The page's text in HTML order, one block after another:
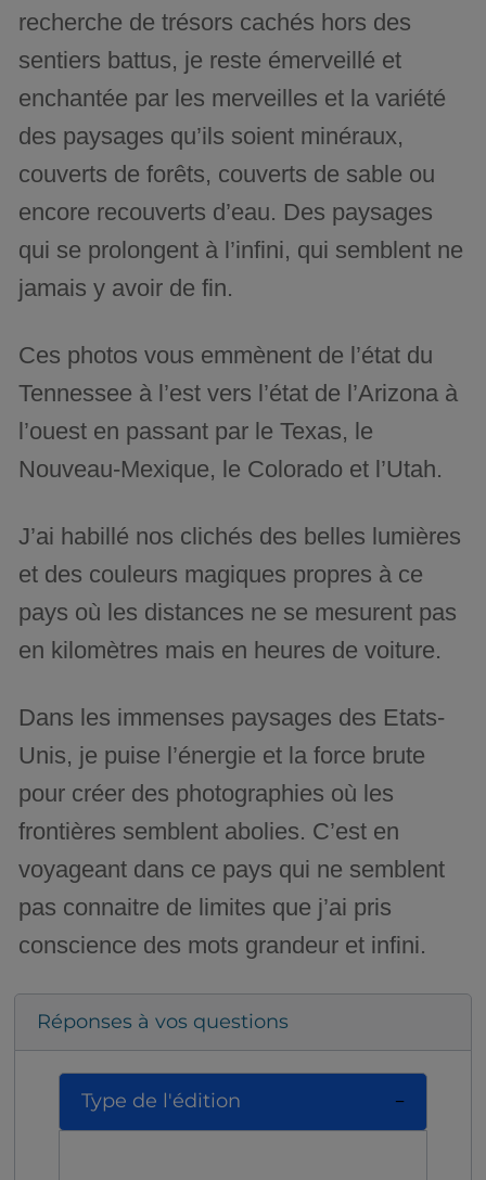
recherche de trésors cachés hors des
sentiers battus, je reste émerveillé et
enchantée par les merveilles et la variété
des paysages qu’ils soient minéraux,
couverts de forêts, couverts de sable ou
encore recouverts d’eau. Des paysages
qui se prolongent à l’infini, qui semblent ne
jamais y avoir de fin.
Ces photos vous emmènent de l’état du
Tennessee à l’est vers l’état de l’Arizona à
l’ouest en passant par le Texas, le
Nouveau-Mexique, le Colorado et l’Utah.
J’ai habillé nos clichés des belles lumières
et des couleurs magiques propres à ce
pays où les distances ne se mesurent pas
en kilomètres mais en heures de voiture.
Dans les immenses paysages des Etats-
Unis, je puise l’énergie et la force brute
pour créer des photographies où les
frontières semblent abolies. C’est en
voyageant dans ce pays qui ne semblent
pas connaitre de limites que j’ai pris
conscience des mots grandeur et infini.
Réponses à vos questions
Type de l'édition